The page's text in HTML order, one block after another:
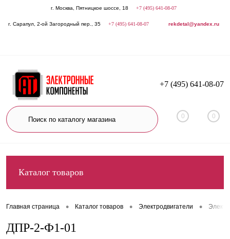
г. Москва, Пятницкое шоссе, 18 +7 (495) 641-08-07
г. Сарапул, 2-ой Загородный пер., 35 +7 (495) 641-08-07 rekdetal@yandex.ru
+7 (495) 641-08-07
0 0
Каталог товаров
Главная страница • Каталог товаров • Электродвигатели •
ДПР-2-Ф1-01